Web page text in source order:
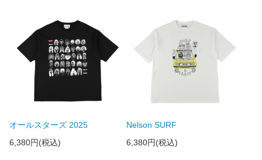
オールスターズ 2025
6,380円(税込)
Nelson SURF
6,380円(税込)